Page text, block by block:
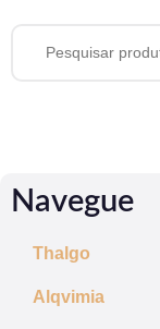
Navegue
Thalgo
Alqvimia